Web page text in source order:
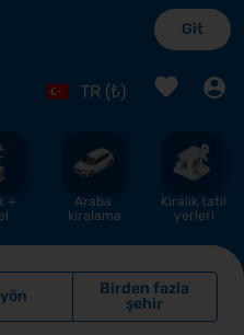
Git
TR (₺)
+
Araba
kiralama
Kiralık tatil
yerleri
Birden fazla
şehir